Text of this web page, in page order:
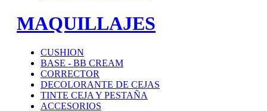
MAQUILLAJES
CUSHION
BASE - BB CREAM
CORRECTOR
DECOLORANTE DE CEJAS
TINTE CEJA Y PESTAÑA
ACCESORIOS